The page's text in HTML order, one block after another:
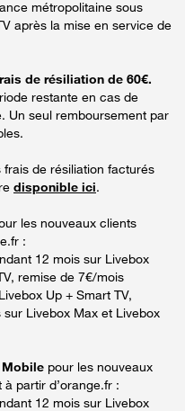
métropolitaine sous
après la mise en service de
de résiliation de 60€.
restante en cas de
Un seul remboursement par
frais de résiliation facturés
disponible ici.
les nouveaux clients
:
12 mois sur Livebox
remise de 7€/mois
Up + Smart TV,
Livebox Max et Livebox
Mobile pour les nouveaux
partir d’orange.fr :
12 mois sur Livebox